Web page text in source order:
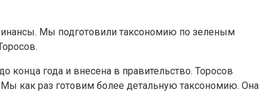
Мы подготовили таксономию по зеленым
года и внесена в правительство. Торосов
как раз готовим более детальную таксономию. Она